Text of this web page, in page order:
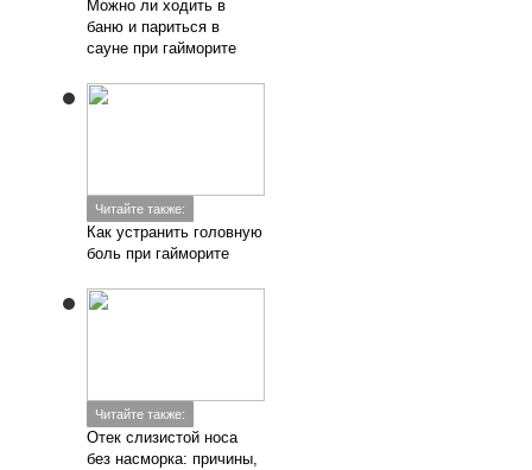
Можно ли ходить в
баню и париться в
сауне при гайморите
Читайте также:
Как устранить головную
боль при гайморите
Читайте также:
Отек слизистой носа
без насморка: причины,